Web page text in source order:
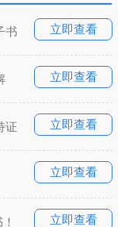
立即查看
书
立即查看
立即查看
证
立即查看
立即查看